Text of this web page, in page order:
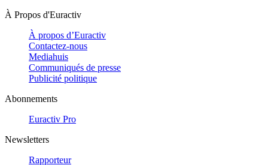
À Propos d'Euractiv
À propos d’Euractiv
Contactez-nous
Mediahuis
Communiqués de presse
Publicité politique
Abonnements
Euractiv Pro
Newsletters
Rapporteur